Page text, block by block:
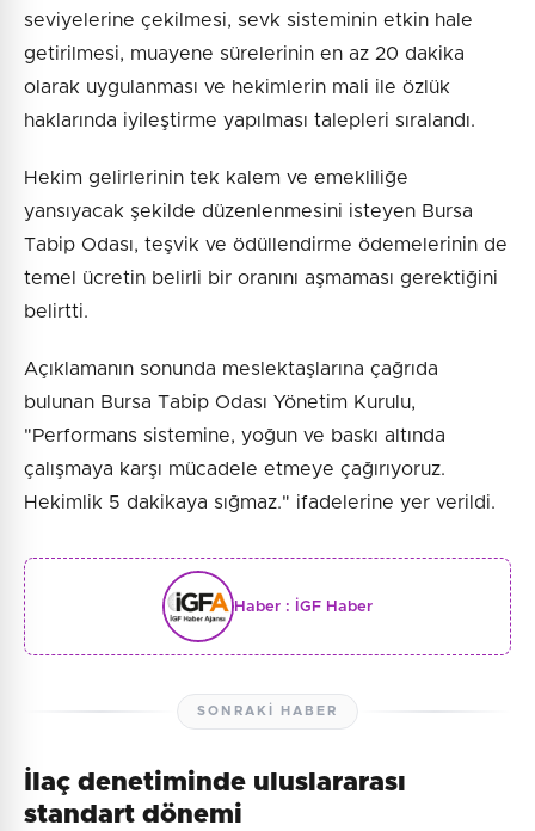
seviyelerine çekilmesi, sevk sisteminin etkin hale
getirilmesi, muayene sürelerinin en az 20 dakika
olarak uygulanması ve hekimlerin mali ile özlük
haklarında iyileştirme yapılması talepleri sıralandı.
Hekim gelirlerinin tek kalem ve emekliliğe
yansıyacak şekilde düzenlenmesini isteyen Bursa
Tabip Odası, teşvik ve ödüllendirme ödemelerinin de
temel ücretin belirli bir oranını aşmaması gerektiğini
belirtti.
Açıklamanın sonunda meslektaşlarına çağrıda
bulunan Bursa Tabip Odası Yönetim Kurulu,
"Performans sistemine, yoğun ve baskı altında
çalışmaya karşı mücadele etmeye çağırıyoruz.
Hekimlik 5 dakikaya sığmaz." ifadelerine yer verildi.
Haber : İGF Haber
SONRAKI HABER
İlaç denetiminde uluslararası
standart dönemi